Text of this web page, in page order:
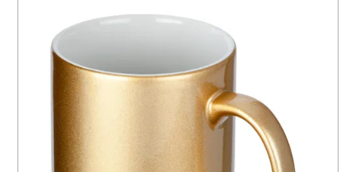
スタッフ紹介
お役立ち情報
よくあるご質問
名入れ印刷方法